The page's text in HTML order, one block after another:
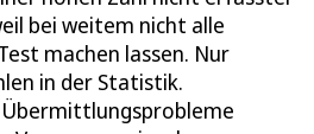
bei weitem nicht alle
machen lassen. Nur
in der Statistik.